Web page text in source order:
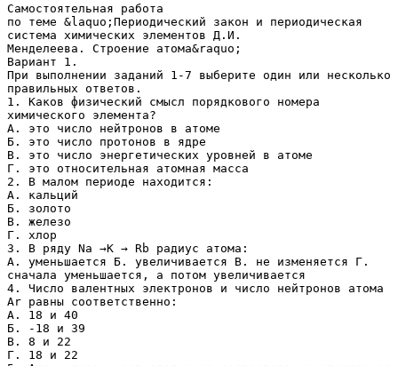
Самостоятельная работа
по теме &laquo;Периодический закон и периодическая
система химических элементов Д.И.
Менделеева. Строение атома&raquo;
Вариант 1.
При выполнении заданий 1-7 выберите один или несколько
правильных ответов.
1. Каков физический смысл порядкового номера
химического элемента?
А. это число нейтронов в атоме
Б. это число протонов в ядре
В. это число энергетических уровней в атоме
Г. это относительная атомная масса
2. В малом периоде находится:
А. кальций
Б. золото
В. железо
Г. хлор
3. В ряду Na →K → Rb радиус атома:
А. уменьшается Б. увеличивается В. не изменяется Г.
сначала уменьшается, а потом увеличивается
4. Число валентных электронов и число нейтронов атома
Ar равны соответственно:
А. 18 и 40
Б. -18 и 39
В. 8 и 22
Г. 18 и 22